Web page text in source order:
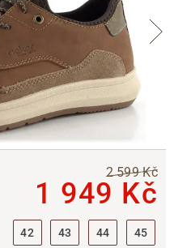
2 599 Kč
1 949 Kč
42 43 44 45